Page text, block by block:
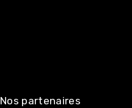
Nos partenaires